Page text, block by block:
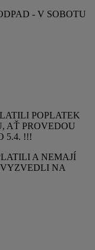
- V SOBOTU
POPLATEK
AŤ PROVEDOU
5.4. !!!
A NEMAJÍ
NA